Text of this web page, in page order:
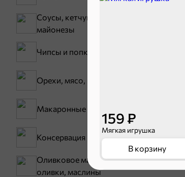
159 ₽
Мягкая игрушка
В корзину
Соусы, кетчупы,
майонезы
Чипсы и попкорн
Орехи, мясо, рыба
Макаронные изделия
Консервация
Оливковое масло,
оливки, маслины
Тараллини